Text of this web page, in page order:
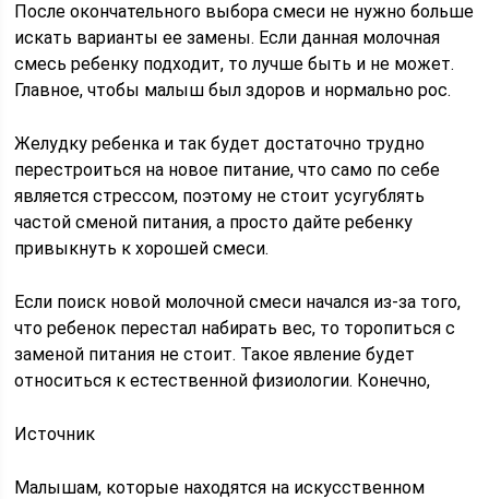
После окончательного выбора смеси не нужно больше
искать варианты ее замены. Если данная молочная
смесь ребенку подходит, то лучше быть и не может.
Главное, чтобы малыш был здоров и нормально рос.
Желудку ребенка и так будет достаточно трудно
перестроиться на новое питание, что само по себе
является стрессом, поэтому не стоит усугублять
частой сменой питания, а просто дайте ребенку
привыкнуть к хорошей смеси.
Если поиск новой молочной смеси начался из-за того,
что ребенок перестал набирать вес, то торопиться с
заменой питания не стоит. Такое явление будет
относиться к естественной физиологии. Конечно,
Источник
Малышам, которые находятся на искусственном